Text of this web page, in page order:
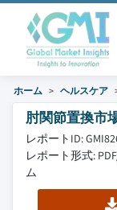
ホーム ヘルスケア
肘関節置換市
レポートID:
レポート形式:
ム